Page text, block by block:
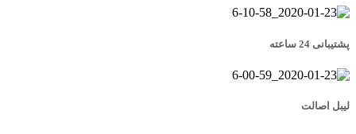
پشتیبانی 24 ساعته
لیبل اصالت